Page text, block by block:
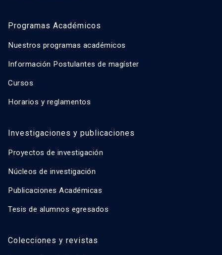
Programas Académicos
Nuestros programas académicos
Información Postulantes de magíster
Cursos
Horarios y reglamentos
Investigaciones y publicaciones
Proyectos de investigación
Núcleos de investigación
Publicaciones Académicas
Tesis de alumnos egresados
Colecciones y revistas